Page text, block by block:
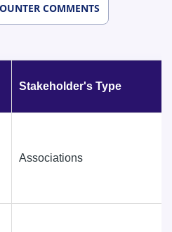
COMMENTS
Stakeholder's Type
Associations